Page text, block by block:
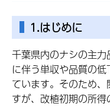
1.はじめに
千葉県内のナシの主
に伴う単収や品質の
ています。そのため
すが、改植初期の所